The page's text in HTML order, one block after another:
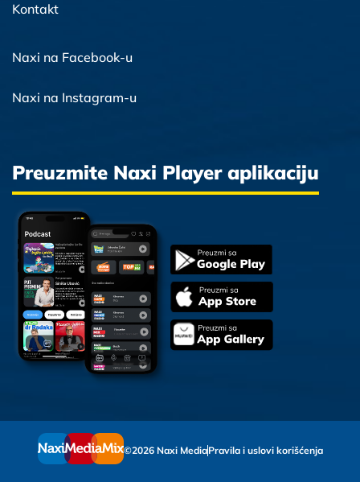
Kontakt
Naxi na Facebook-u
Naxi na Instagram-u
Preuzmite Naxi Player aplikaciju
©2026 Naxi MediaPravila i uslovi korišćenja